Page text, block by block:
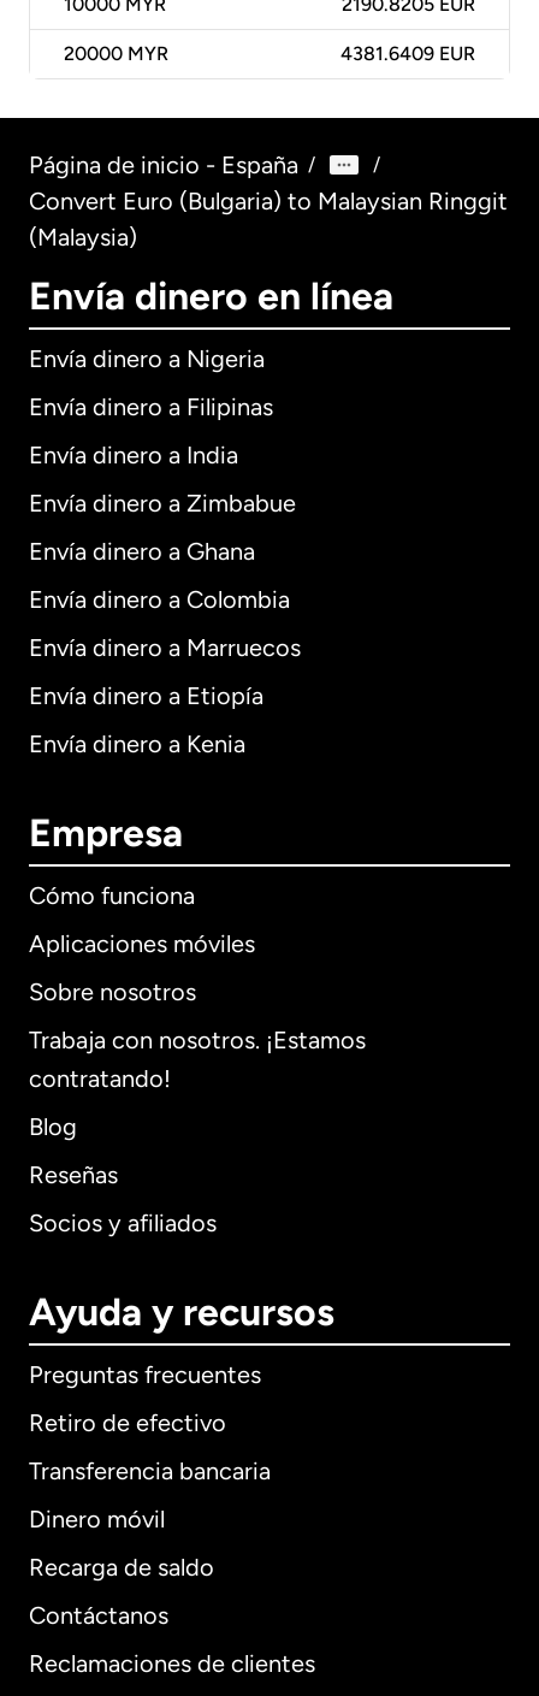
10000 MYR 2190.8205 EUR
20000 MYR 4381.6409 EUR
Página de inicio - España / /
Convert Euro (Bulgaria) to Malaysian Ringgit
(Malaysia)
Envía dinero en línea
Envía dinero a Nigeria
Envía dinero a Filipinas
Envía dinero a India
Envía dinero a Zimbabue
Envía dinero a Ghana
Envía dinero a Colombia
Envía dinero a Marruecos
Envía dinero a Etiopía
Envía dinero a Kenia
Empresa
Cómo funciona
Aplicaciones móviles
Sobre nosotros
Trabaja con nosotros. ¡Estamos
contratando!
Blog
Reseñas
Socios y afiliados
Ayuda y recursos
Preguntas frecuentes
Retiro de efectivo
Transferencia bancaria
Dinero móvil
Recarga de saldo
Contáctanos
Reclamaciones de clientes